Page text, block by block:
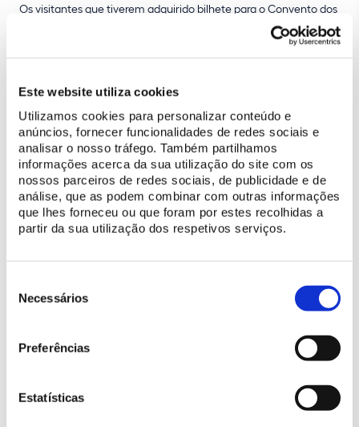
Este website utiliza cookies
Utilizamos cookies para personalizar conteúdo e
anúncios, fornecer funcionalidades de redes sociais e
analisar o nosso tráfego. Também partilhamos
informações acerca da sua utilização do site com os
nossos parceiros de redes sociais, de publicidade e de
análise, que as podem combinar com outras informações
que lhes forneceu ou que foram por estes recolhidas a
partir da sua utilização dos respetivos serviços.
Necessários
Preferências
Estatísticas
Os visitantes que tiverem adquirido bilhete para o Convento dos
Capuchos nos dias de encerramento extraordinário do
monumento podem solicitar o respetivo reembolso aqui:
https://www.parquesdesintra.pt/pt/avisos/250725-convento-